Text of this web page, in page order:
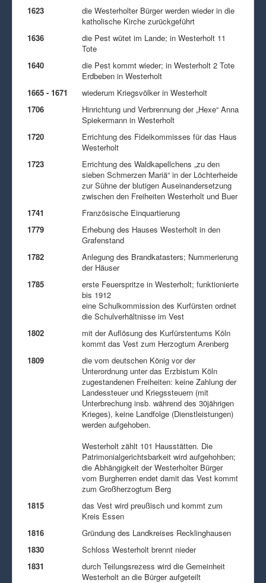
1623
die Westerholter Bürger werden wieder in die
katholische Kirche zurückgeführt
1636
die Pest wütet im Lande; in Westerholt 11
Tote
1640
die Pest kommt wieder; in Westerholt 2 Tote
Erdbeben in Westerholt
1665 - 1671
wiederum Kriegsvölker in Westerholt
1706
Hinrichtung und Verbrennung der „Hexe“ Anna
Spiekermann in Westerholt
1720
Errichtung des Fideikommisses für das Haus
Westerholt
1723
Errichtung des Waldkapellchens „zu den
sieben Schmerzen Mariä“ in der Löchterheide
zur Sühne der blutigen Auseinandersetzung
zwischen den Freiheiten Westerholt und Buer
1741
Französische Einquartierung
1779
Erhebung des Hauses Westerholt in den
Grafenstand
1782
Anlegung des Brandkatasters; Nummerierung
der Häuser
1785
erste Feuerspritze in Westerholt; funktionierte
bis 1912
eine Schulkommission des Kurfürsten ordnet
die Schulverhältnisse im Vest
1802
mit der Auflösung des Kurfürstentums Köln
kommt das Vest zum Herzogtum Arenberg
1809
die vom deutschen König vor der
Unterordnung unter das Erzbistum Köln
zugestandenen Freiheiten: keine Zahlung der
Landessteuer und Kriegssteuern (mit
Unterbrechung insb. während des 30jährigen
Krieges), keine Landfolge (Dienstleistungen)
werden aufgehoben.
Westerholt zählt 101 Hausstätten. Die
Patrimonialgerichtsbarkeit wird aufgehohben;
die Abhängigkeit der Westerholter Bürger
vom Burgherren endet damit das Vest kommt
zum Großherzogtum Berg
1815
das Vest wird preußisch und kommt zum
Kreis Essen
1816
Gründung des Landkreises Recklinghausen
1830
Schloss Westerholt brennt nieder
1831
durch Teilungsrezess wird die Gemeinheit
Westerholt an die Bürger aufgeteilt